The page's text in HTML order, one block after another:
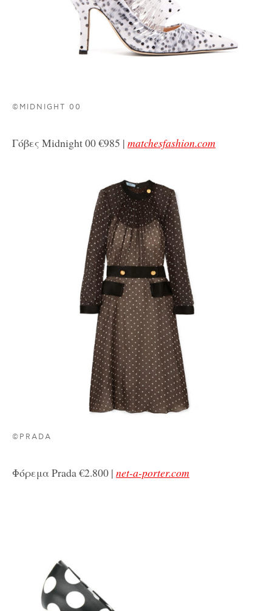
©MIDNIGHT 00
Γόβες Midnight 00 €985 | matchesfashion.com
©PRADA
Φόρεμα Prada €2.800 | net-a-porter.com